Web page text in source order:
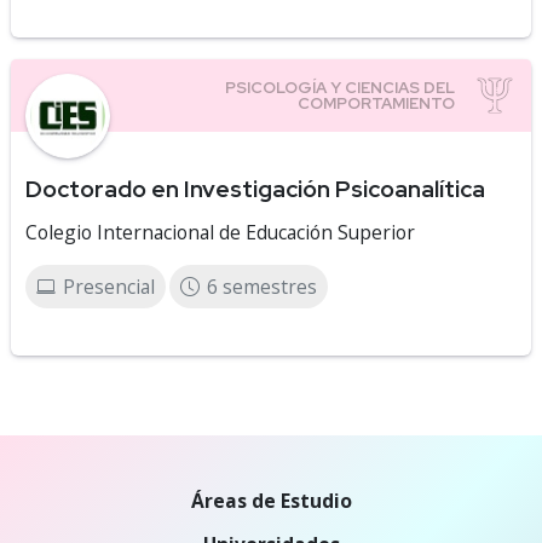
Doctorado en Investigación Psicoanalítica
Colegio Internacional de Educación Superior
Presencial 6 semestres
Áreas de Estudio